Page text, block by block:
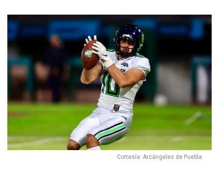
Cortesía: Arcángeles de Puebla